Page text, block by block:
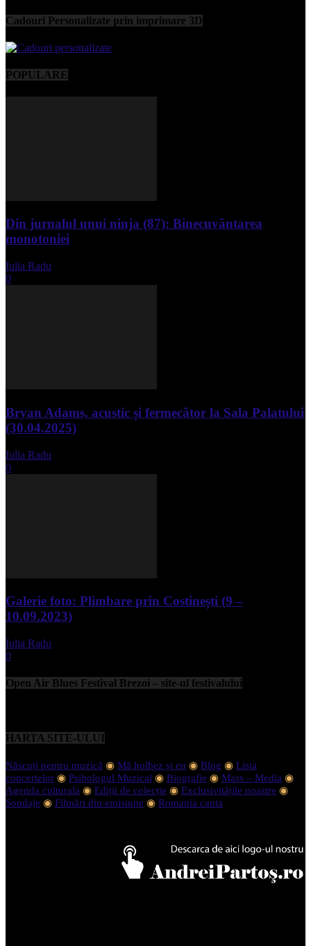
Cadouri Personalizate prin imprimare 3D
POPULARE
Din jurnalul unui ninja (87): Binecuvântarea
monotoniei
Iulia Radu
0
Bryan Adams, acustic și fermecător la Sala Palatului
(30.04.2025)
Iulia Radu
0
Galerie foto: Plimbare prin Costinești (9 –
10.09.2023)
Iulia Radu
0
Open Air Blues Festival Brezoi – site-ul festivalului
HARTA SITE-ULUI
Născuți pentru muzică ◉ Mă holbez și eu ◉ Blog ◉ Lista
concertelor ◉ Psihologul Muzical ◉ Biografie ◉ Mass – Media ◉
Agenda culturala ◉ Ediții de colecție ◉ Exclusivitățile noastre ◉
Sondaje ◉ Filmări din emisiune ◉ Romania canta